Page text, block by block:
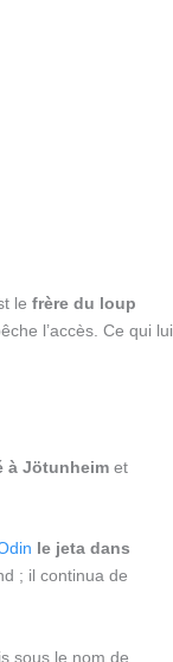
le frère du loup
l’accès. Ce qui lui
à Jötunheim et
le jeta dans
; il continua de
sous le nom de